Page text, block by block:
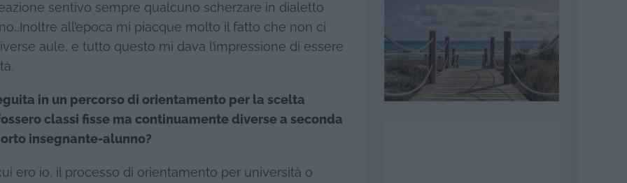
sentivo sempre qualcuno scherzare in dialetto
all’epoca mi piacque molto il fatto che non ci
aule, e tutto questo mi dava l’impressione di essere
in un percorso di orientamento per la scelta
classi fisse ma continuamente diverse a seconda
insegnante-alunno?
ero io, il processo di orientamento per università o